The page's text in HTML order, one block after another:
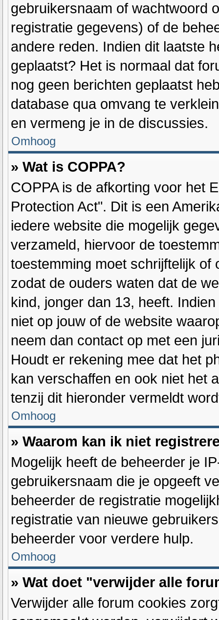
gebruikersnaam of wachtwoord
registratie gegevens) of de
andere reden. Indien dit laatste
geplaatst? Het is normaal dat
nog geen berichten geplaatst
database qua omvang te
en vermeng je in de discussies.
Omhoog
» Wat is COPPA?
COPPA is de afkorting voor het
Protection Act". Dit is een
iedere website die mogelijk
verzameld, hiervoor de
toestemming moet schrijftelijk
zodat de ouders waten dat de
kind, jonger dan 13, heeft.
niet op jouw of de website
neem dan contact op met een
Houdt er rekening mee dat het
kan verschaffen en ook niet het
tenzij dit hieronder vermeldt
Omhoog
» Waarom kan ik niet
Mogelijk heeft de beheerder je
gebruikersnaam die je opgeeft
beheerder de registratie
registratie van nieuwe
beheerder voor verdere hulp.
Omhoog
» Wat doet "verwijder alle
Verwijder alle forum cookies